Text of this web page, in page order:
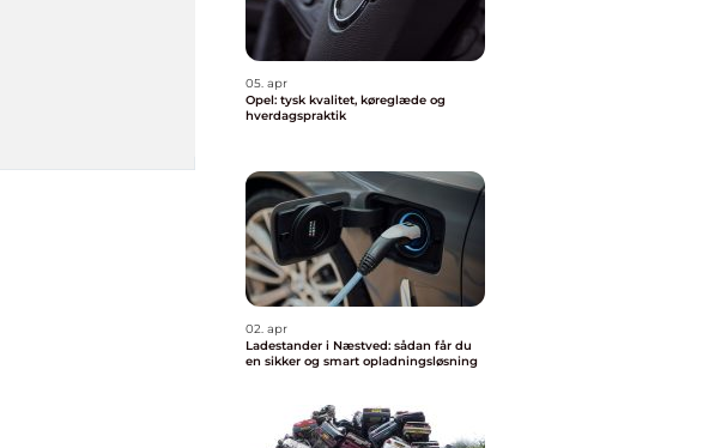
05. apr
Opel: tysk kvalitet, køreglæde og
hverdagspraktik
02. apr
Ladestander i Næstved: sådan får du
en sikker og smart opladningsløsning